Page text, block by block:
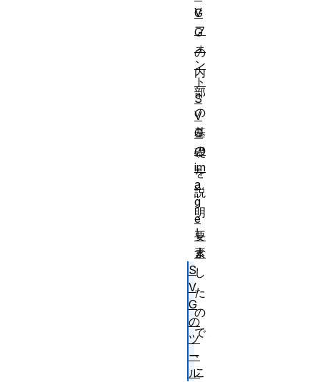
V
G
の
内
部
の
基
礎
を
説
明
し
ま
し
た
の
で
、
こ
G
フ
ォ
ン
ト
S
V
G
の
im
a
g
e
要
素
S
V
G
の
ツ
ー
ル